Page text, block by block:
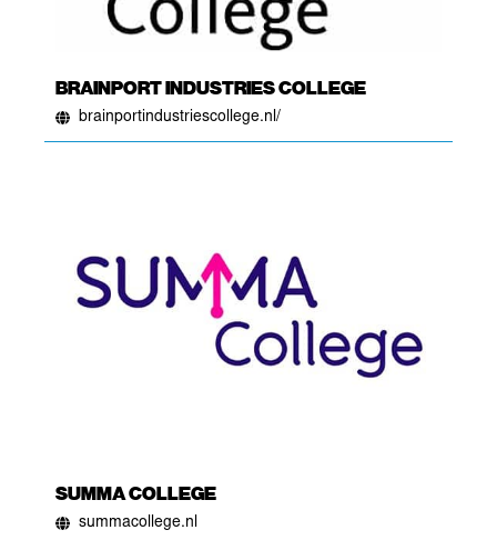
BRAINPORT INDUSTRIES COLLEGE
brainportindustriescollege.nl/
SUMMA COLLEGE
summacollege.nl